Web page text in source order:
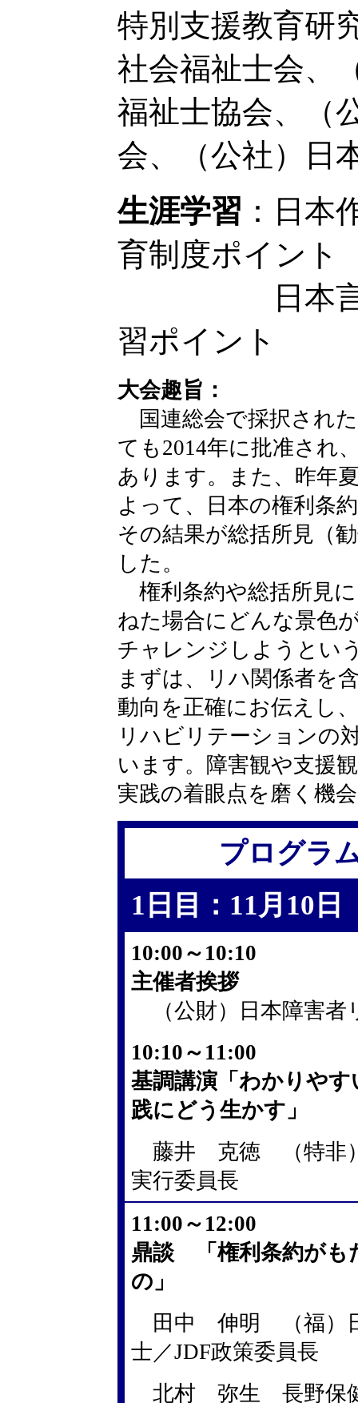
特別支援教育研
社会福祉士会、
福祉士協会、（
会、（公社）日
生涯学習 ：日本
育制度ポイント
日本言語
習ポイント
大会趣旨：
国連総会で採択され
ても2014年に批准され
あります。また、昨年
よって、日本の権利条
その結果が総括所見（
した。
権利条約や総括所見
ねた場合にどんな景色
チャレンジしようとい
まずは、リハ関係者を
動向を正確にお伝えし
リハビリテーションの
います。障害観や支援
実践の着眼点を磨く機
プログラ
1日目：11月10日
10:00～10:10
主催者挨拶
（公財）日本障害者
10:10～11:00
基調講演「わかりや
践にどう生かす」
藤井 克徳 （特非）
実行委員長
11:00～12:00
鼎談 「権利条約がも
の」
田中 伸明 （福）日
士／JDF政策委員長
北村 弥生 長野保健